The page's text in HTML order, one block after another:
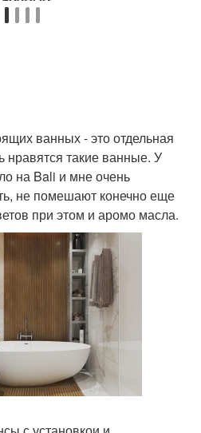
ванных - это отдельная
нравятся такие ванные. У
на Bali и мне очень
не помешают конечно еще
при этом и аромо масла.